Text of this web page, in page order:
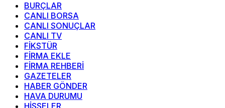
BURÇLAR
CANLI BORSA
CANLI SONUÇLAR
CANLI TV
FİKSTÜR
FİRMA EKLE
FİRMA REHBERİ
GAZETELER
HABER GÖNDER
HAVA DURUMU